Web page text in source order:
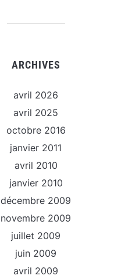
ARCHIVES
avril 2026
avril 2025
octobre 2016
janvier 2011
avril 2010
janvier 2010
décembre 2009
novembre 2009
juillet 2009
juin 2009
avril 2009